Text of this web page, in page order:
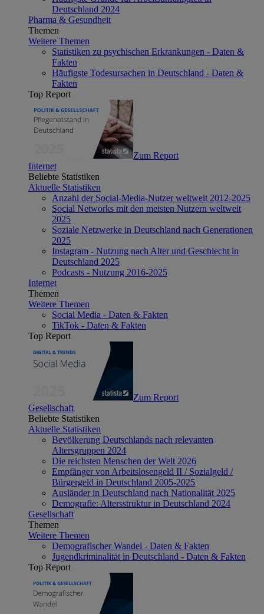
Deutschland 2024
Pharma & Gesundheit
Themen
Weitere Themen
Statistiken zu psychischen Erkrankungen - Daten &
Fakten
Häufigste Todesursachen in Deutschland - Daten &
Fakten
Top Report
Zum Report
Internet
Beliebte Statistiken
Aktuelle Statistiken
Anzahl der Social-Media-Nutzer weltweit 2012-2025
Social Networks mit den meisten Nutzern weltweit
2025
Soziale Netzwerke in Deutschland nach Generationen
2025
Instagram - Nutzung nach Alter und Geschlecht in
Deutschland 2025
Podcasts - Nutzung 2016-2025
Internet
Themen
Weitere Themen
Social Media - Daten & Fakten
TikTok - Daten & Fakten
Top Report
Zum Report
Gesellschaft
Beliebte Statistiken
Aktuelle Statistiken
Bevölkerung Deutschlands nach relevanten
Altersgruppen 2024
Die reichsten Menschen der Welt 2026
Empfänger von Arbeitslosengeld II / Sozialgeld /
Bürgergeld in Deutschland 2005-2025
Ausländer in Deutschland nach Nationalität 2025
Demografie: Altersstruktur in Deutschland 2024
Gesellschaft
Themen
Weitere Themen
Demografischer Wandel - Daten & Fakten
Jugendkriminalität in Deutschland - Daten & Fakten
Top Report